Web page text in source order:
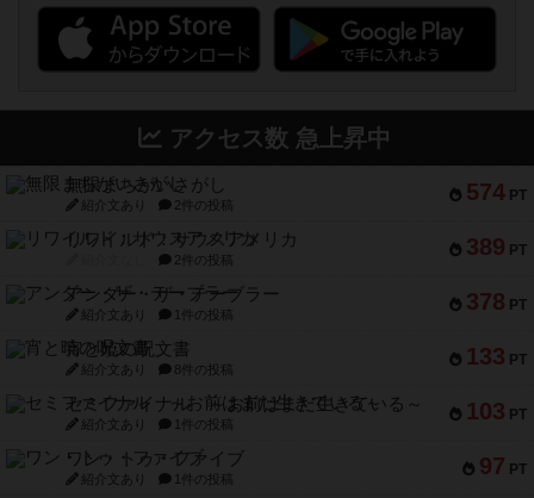
アクセス数 急上昇中
574 PT
無限まちがいさがし
紹介文あり 2件の投稿
389 PT
リワイルド：サウスアメリカ
2件の投稿
378 PT
アンダー・ザ・テーブラー
紹介文あり 1件の投稿
133 PT
宵と暁の呪文書
紹介文あり 8件の投稿
103 PT
セミファイナル ～お前はまだ生きている～
紹介文あり 1件の投稿
97 PT
ワン・トゥ・ファイブ
紹介文あり 1件の投稿